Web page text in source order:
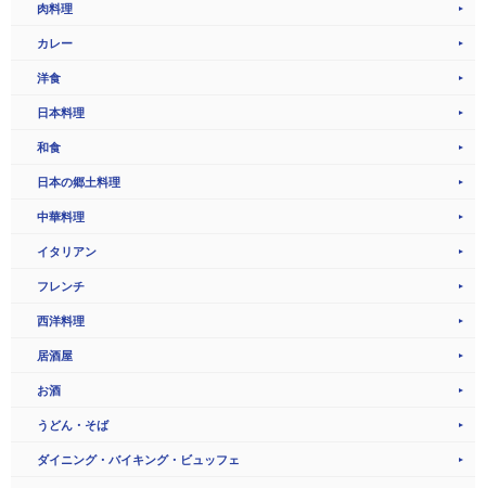
肉料理
カレー
洋食
日本料理
和食
日本の郷土料理
中華料理
イタリアン
フレンチ
西洋料理
居酒屋
お酒
うどん・そば
ダイニング・バイキング・ビュッフェ